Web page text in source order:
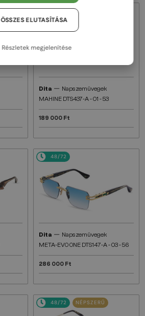
48/72
Dita — Napszemüvegek
MAHINE DTS437-A - 01 - 53
189 000 Ft
48/72
Dita — Napszemüvegek
META-EVO ONE DTS147-A - 03 - 56
286 000 Ft
48/72 NÉPSZERŰ
ÖSSZES ELUTASÍTÁSA
Részletek megjelenítése